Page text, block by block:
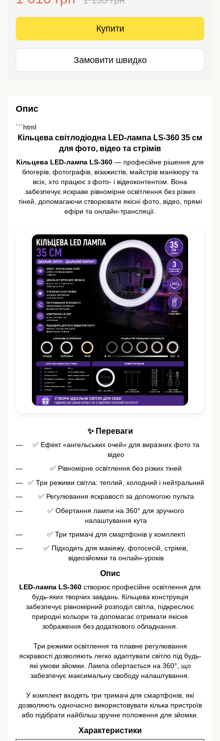
Купити
Замовити швидко
Опис
```html
Кільцева світлодіодна LED-лампа LS-360 35 см
для фото, відео та стрімів
Кільцева LED-лампа LS-360 — професійне рішення для
блогерів, фотографів, візажистів, майстрів манікюру та
всіх, хто працює з фото- і відеоконтентом. Вона
забезпечує яскраве рівномірне освітлення без різких
тіней, допомагаючи створювати якісні фото, відео, прямі
ефіри та онлайн-трансляції.
✨ Переваги
✅ Ефект «ангельських очей» для виразних фото та
відео
✅ Рівномірне освітлення без різких тіней
✅ Три режими світла: теплий, холодний і нейтральний
✅ Регулювання яскравості за допомогою пульта
✅ Обертання лампи на 360° для зручного
налаштування кута
✅ Три тримачі для смартфонів у комплекті
✅ Підходить для макіяжу, фотосесій, стрімів,
відеозйомки та онлайн-уроків
Опис
LED-лампа LS-360 створює професійне освітлення для
будь-яких творчих завдань. Кільцева конструкція
забезпечує рівномірний розподіл світла, підкреслює
природні кольори та допомагає отримати якісне
зображення без додаткового обладнання.
Три режими освітлення та плавне регулювання
яскравості дозволяють легко адаптувати світло під будь-
які умови зйомки. Лампа обертається на 360°, що
забезпечує максимальну свободу налаштування.
У комплект входять три тримачі для смартфонів, які
дозволяють одночасно використовувати кілька пристроїв
або підібрати найбільш зручне положення для зйомки.
Характеристики